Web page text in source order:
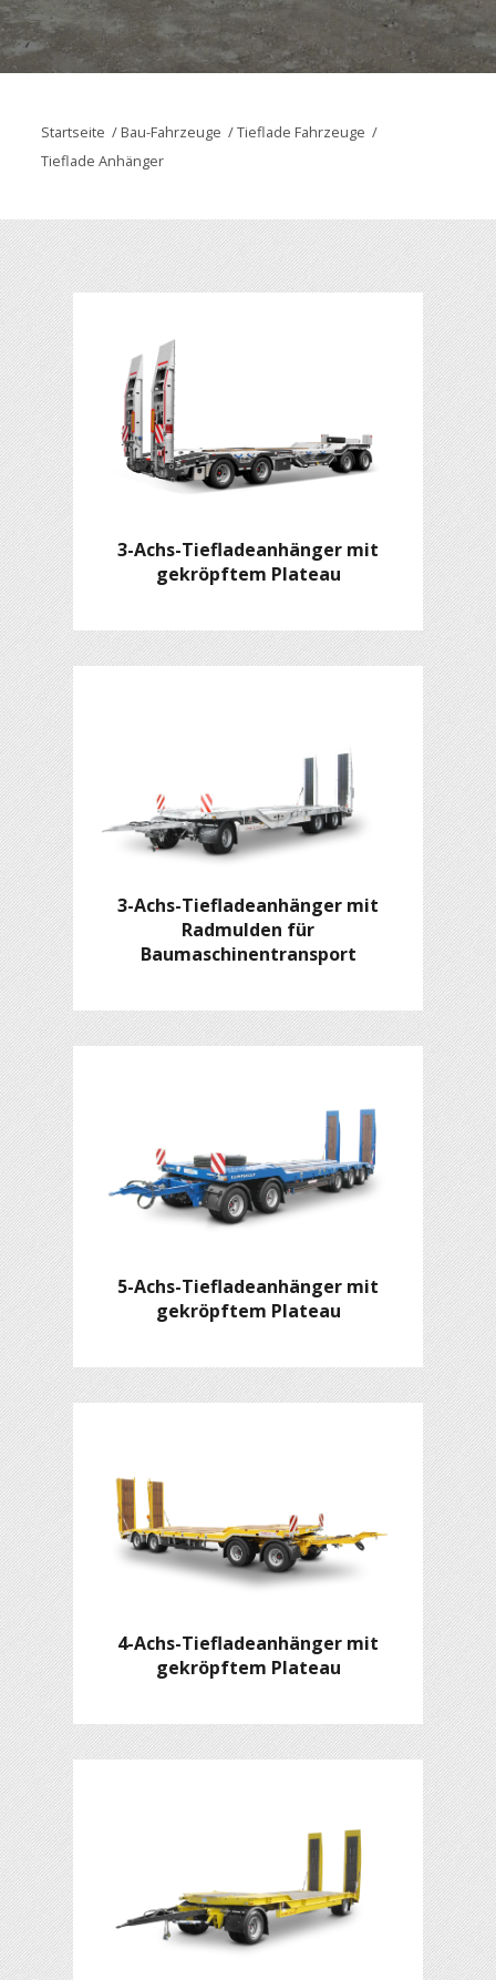
Startseite / Bau-Fahrzeuge /Tieflade Fahrzeuge /
Tieflade Anhänger
3-Achs-Tiefladeanhänger mit
gekröpftem Plateau
3-Achs-Tiefladeanhänger mit
Radmulden für
Baumaschinentransport
5-Achs-Tiefladeanhänger mit
gekröpftem Plateau
4-Achs-Tiefladeanhänger mit
gekröpftem Plateau